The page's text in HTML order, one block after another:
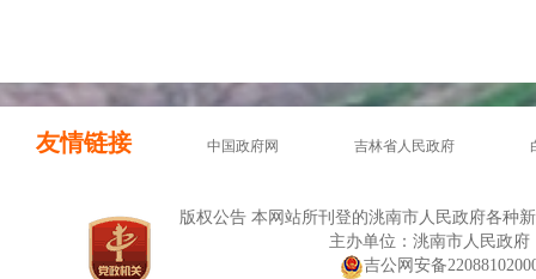
友情链接 中国政府网 吉林省人民政府
版权公告 本网站所刊登的洮南市人民政府各种
主办单位：洮南市人民政
吉公网安备